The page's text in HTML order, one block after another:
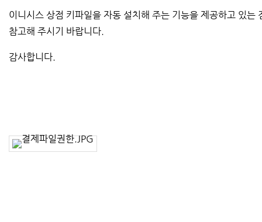
이니시스 상점 키파일을 자동 설치해 주는 기능을 제공하고 있는
참고해 주시기 바랍니다.
감사합니다.